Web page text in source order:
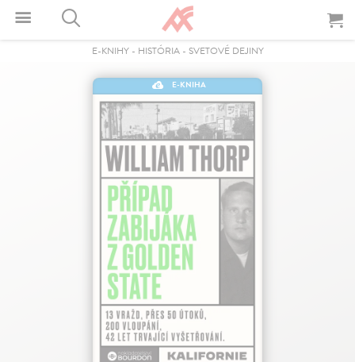
E-KNIHY- HISTÓRIA- SVETOVÉ DEJINY
E-KNIHA